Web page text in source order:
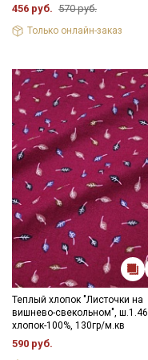
456 руб. 570 руб.
Только онлайн-заказ
Теплый хлопок "Листочки на
вишнево-свекольном",
хлопок-100%, 130гр/м.кв
590 руб.
Секретная